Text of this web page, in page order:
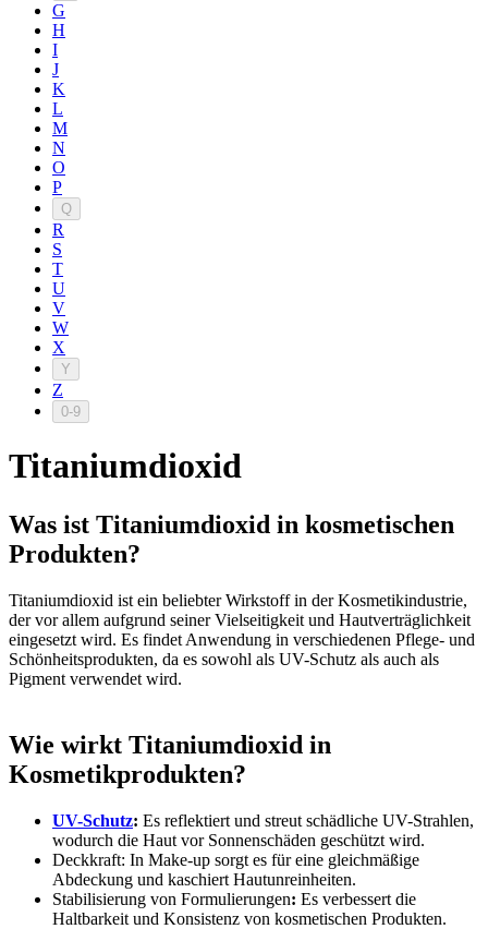
G
H
I
J
K
L
M
N
O
P
Q
R
S
T
U
V
W
X
Y
Z
0-9
Titaniumdioxid
Was ist Titaniumdioxid in kosmetischen
Produkten?
Titaniumdioxid ist ein beliebter Wirkstoff in der Kosmetikindustrie,
der vor allem aufgrund seiner Vielseitigkeit und Hautverträglichkeit
eingesetzt wird. Es findet Anwendung in verschiedenen Pflege- und
Schönheitsprodukten, da es sowohl als UV-Schutz als auch als
Pigment verwendet wird.
Wie wirkt Titaniumdioxid in
Kosmetikprodukten?
UV-Schutz: Es reflektiert und streut schädliche UV-Strahlen,
wodurch die Haut vor Sonnenschäden geschützt wird.
Deckkraft: In Make-up sorgt es für eine gleichmäßige
Abdeckung und kaschiert Hautunreinheiten.
Stabilisierung von Formulierungen: Es verbessert die
Haltbarkeit und Konsistenz von kosmetischen Produkten.